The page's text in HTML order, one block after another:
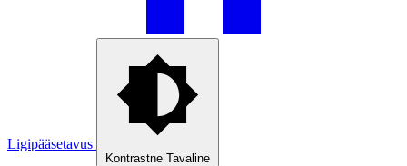
Ligipääsetavus
Kontrastne Tavaline